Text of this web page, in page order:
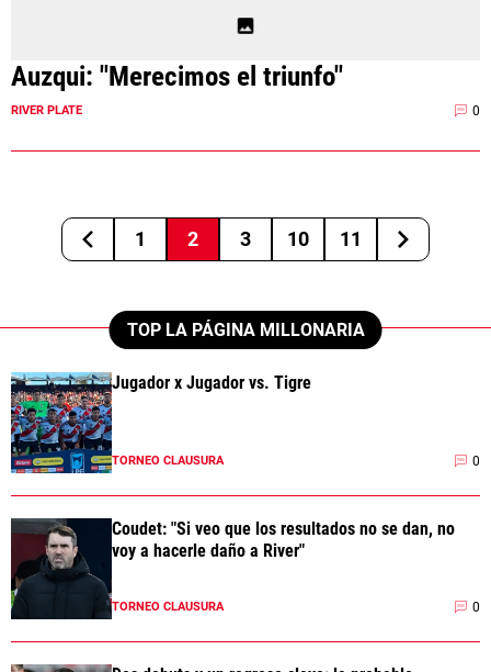
Auzqui: "Merecimos el triunfo"
RIVER PLATE 0
1 2 3 10 11
TOP LA PÁGINA MILLONARIA
Jugador x Jugador vs. Tigre
TORNEO CLAUSURA 0
Coudet: "Si veo que los resultados no se dan, no
voy a hacerle daño a River"
TORNEO CLAUSURA 0